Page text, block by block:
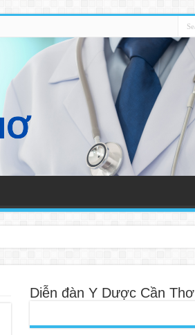
Diễn đàn Y Dược Cần Thơ